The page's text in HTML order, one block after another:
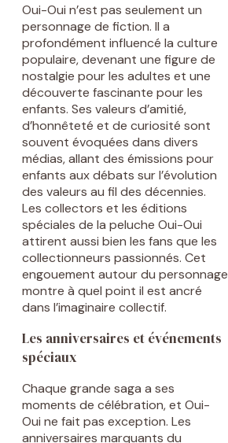
Oui-Oui n’est pas seulement un
personnage de fiction. Il a
profondément influencé la culture
populaire, devenant une figure de
nostalgie pour les adultes et une
découverte fascinante pour les
enfants. Ses valeurs d’amitié,
d’honnêteté et de curiosité sont
souvent évoquées dans divers
médias, allant des émissions pour
enfants aux débats sur l’évolution
des valeurs au fil des décennies.
Les collectors et les éditions
spéciales de la peluche Oui-Oui
attirent aussi bien les fans que les
collectionneurs passionnés. Cet
engouement autour du personnage
montre à quel point il est ancré
dans l’imaginaire collectif.
Les anniversaires et événements
spéciaux
Chaque grande saga a ses
moments de célébration, et Oui-
Oui ne fait pas exception. Les
anniversaires marquants du